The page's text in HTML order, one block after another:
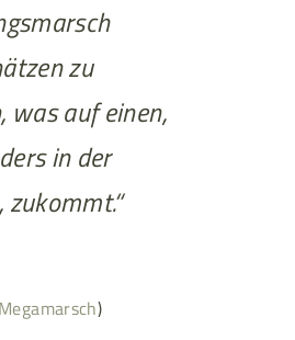
zu
was auf einen,
in der
zukommt.“
)